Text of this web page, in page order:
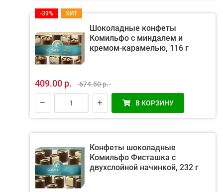
-39% ХИТ
Шоколадные конфеты
Комильфо с миндалем и
кремом-карамелью, 116 г
409.00 р. 674.50 р.
В КОРЗИНУ
Конфеты шоколадные
Комильфо Фисташка с
двухслойной начинкой, 232 г